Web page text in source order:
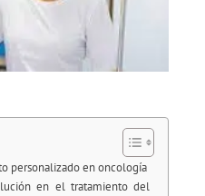
personalizado en oncología
en el tratamiento del